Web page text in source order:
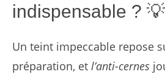
indispensable ? 💡
Un teint impeccable repose
préparation, et l’anti-cernes